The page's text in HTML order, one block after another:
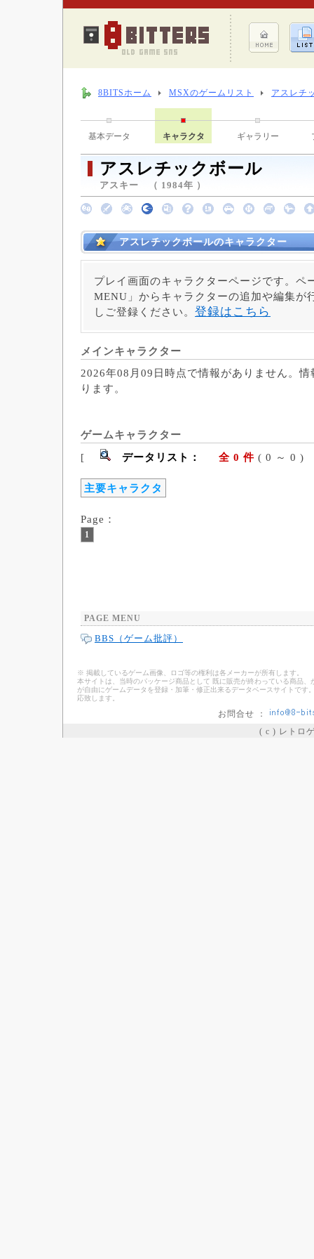
8BITSホーム MSXのゲームリスト アスレチ
基本データ キャラクタ ギャラリー
アスレチックボール
アスキー （ 1984年 ）
アスレチックボールのキャラクター
プレイ画面のキャラクターページです。ペ
MENU」からキャラクターの追加や編集が
しご登録ください。 登録はこちら
メインキャラクター
2026年08月09日時点で情報がありません。
ります。
ゲームキャラクター
[
データリスト： 全 0 件 ( 0
主要キャラクタ
Page：
1
PAGE MENU
BBS（ゲーム批評）
※ 掲載しているゲーム画像、ロゴ等の権利は各メーカーが所有します。
本サイトは、当時のパッケージ商品として 既に販売が終わっている商品
が自由にゲームデータを登録・加筆・修正出来るデータベースサイトで
応致します。
お問合せ ：
( c ) レトロ